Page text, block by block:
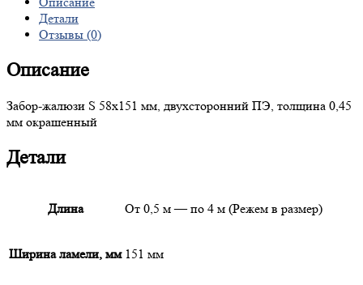
Детали
Отзывы (0)
Описание
Забор-жалюзи S 58х151 мм, двухсторонний ПЭ, толщина 0,45
мм окрашенный
Детали
Длина От 0,5 м — по 4 м (Режем в размер)
Ширина ламели, мм 151 мм